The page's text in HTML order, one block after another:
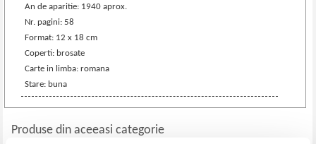
An de aparitie: 1940 aprox.
Nr. pagini: 58
Format: 12 x 18 cm
Coperti: brosate
Carte in limba: romana
Stare: buna
Produse din aceeasi categorie